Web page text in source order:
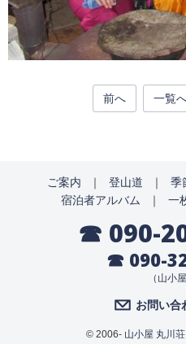
前へ 一覧
ご案内 ｜ 登山道 ｜ 季
宿泊者アルバム
｜ 一
☎ 090-
☎ 090-
（山小
お問い合
© 2006- 山小屋 丸川荘